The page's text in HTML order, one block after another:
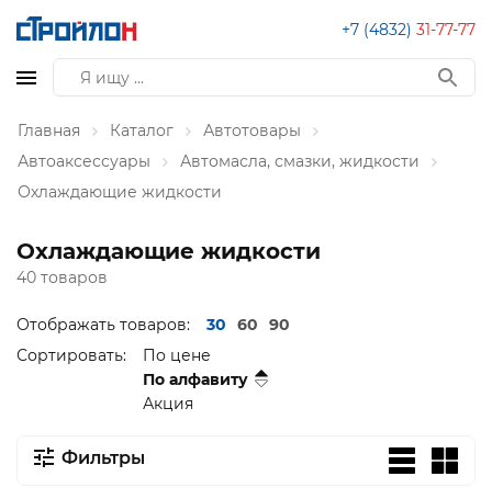
+7 (4832) 31-77-77
Главная Каталог
Автотовары
Автоаксессуары
Автомасла, смазки, жидкости
Охлаждающие жидкости
Охлаждающие жидкости
40 товаров
Отображать товаров: 30 60
90
Сортировать:
По цене
По алфавиту
Акция
Фильтры